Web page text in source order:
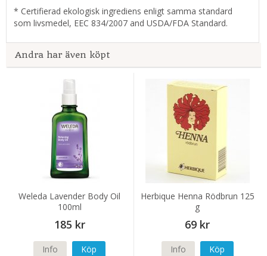
* Certifierad ekologisk ingrediens enligt samma standard
som livsmedel, EEC 834/2007 and USDA/FDA Standard.
Andra har även köpt
Weleda Lavender Body Oil
100ml
185 kr
Info Köp
Herbique Henna Rödbrun 125
g
69 kr
Info Köp